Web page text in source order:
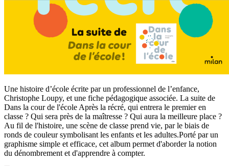
Une histoire d’école écrite par un professionnel de l’enfance,
Christophe Loupy, et une fiche pédagogique associée. La suite de
Dans la cour de l'école Après la récré, qui entrera le premier en
classe ? Qui sera près de la maîtresse ? Qui aura la meilleure place ?
Au fil de l'histoire, une scène de classe prend vie, par le biais de
ronds de couleur symbolisant les enfants et les adultes.Porté par un
graphisme simple et efficace, cet album permet d'aborder la notion
du dénombrement et d'apprendre à compter.